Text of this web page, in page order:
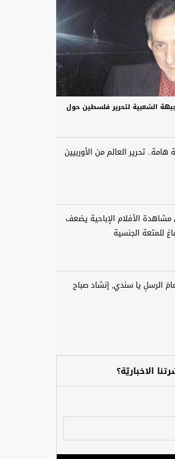
الشعبية لتحرير فلسطين حول
هامة.. تحرير العالم من الأوربيين
مشاهدة الأفلام الإباحية يضعف
للمتعة الجنسية
الرسلِ يا سندي, إنشاد صباح
الاخباريّة؟